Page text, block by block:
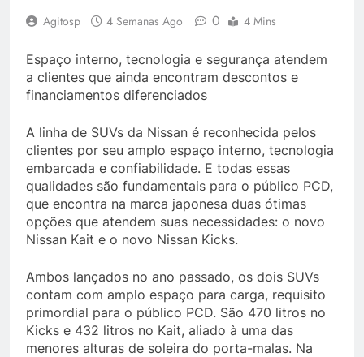
Agitosp 4 Semanas Ago 0 4 Mins
Espaço interno, tecnologia e segurança atendem
a clientes que ainda encontram descontos e
financiamentos diferenciados
A linha de SUVs da Nissan é reconhecida pelos
clientes por seu amplo espaço interno, tecnologia
embarcada e confiabilidade. E todas essas
qualidades são fundamentais para o público PCD,
que encontra na marca japonesa duas ótimas
opções que atendem suas necessidades: o novo
Nissan Kait e o novo Nissan Kicks.
Ambos lançados no ano passado, os dois SUVs
contam com amplo espaço para carga, requisito
primordial para o público PCD. São 470 litros no
Kicks e 432 litros no Kait, aliado à uma das
menores alturas de soleira do porta-malas. Na